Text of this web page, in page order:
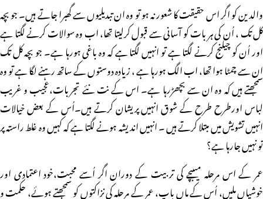
والدین کو اگر اس حقیقت کا شعور نہ ہو تو وہ ان تبدیلیوں سے گھبرا جاتے ہیں۔ جو بچہ
کل تک ، اُن کی ہر بات کو آسانی سے قبول کرلیتا تھا، اب وہ سوالات کرنے لگتا ہے
اور اُن کو چیلنج کرنے لگتا ہے تو انہیں لگتا ہے کہ وہ باغی ہورہا ہے۔ جو بچہ کل تک
ان سے چمٹا ہوا تھا، اب الگ ہورہا ہے ، زیادہ دوستوں کے ساتھ رہنے لگا ہے تو وہ
سمجھتے ہیں کہ وہ ان سے بچھڑرہا ہے۔ اس کے نت نئے تجربات،عجیب و غریب
لباس اورطرح طرح کے شوق انہیں پریشان کرتے ہیں۔اُس کے بعض خیالات
انہیں تشویش میں مبتلا کرتے ہیں ۔ انہیں اندیشہ ہونے لگتا ہے کہ کہیں وہ غلط راستہ پر
تو نہیں جارہا ہے؟
عمر کے اس مرحلہ میںبچے کی تربیت کے دوران اگر اُسے محبت،خود اعتمادی اور
خوشیاں ملیں، اُس کے ماں باپ، عمر کے مرحلہ کی نزاکتوں کو سمجھتے ہوئے، حکمت و